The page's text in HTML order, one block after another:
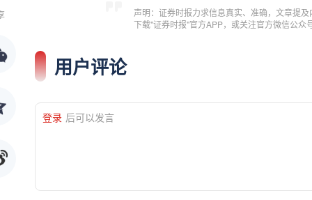
声明：证券时报力求信息真实、准确，文章提
下载"证券时报"官方APP，或关注官方微信公
用户评论
登录 后可以发言